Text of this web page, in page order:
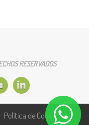
RESERVADOS
Política de Cookies